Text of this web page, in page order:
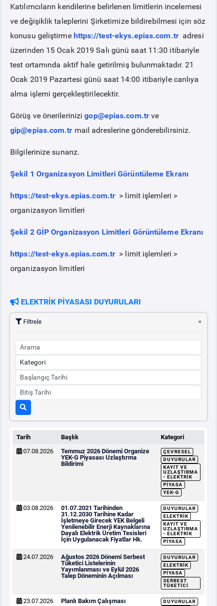
Katılımcıların kendilerine belirlenen limitlerin incelemesi
ve değişiklik taleplerini Şirketimize bildirebilmesi için söz
konusu geliştirme https://test-ekys.epias.com.tradresi
üzerinden 15 Ocak 2019 Salı günü saat 11:30 itibariyle
test ortamında aktif hale getirilmiş bulunmaktadır. 21
Ocak 2019 Pazartesi günü saat 14:00 itibariyle canlıya
alma işlemi gerçekleştirilecektir.
Görüş ve önerilerinizigop@epias.com.trve
gip@epias.com.tr mail adreslerine gönderebilirsiniz.
Bilgilerinize sunarız.
Şekil 1 Organizasyon Limitleri Görüntüleme Ekranı
https://test-ekys.epias.com.tr > limit işlemleri >
organizasyon limitleri
Şekil 2 GİP Organizasyon Limitleri Görüntüleme Ekranı
https://test-ekys.epias.com.tr > limit işlemleri >
organizasyon limitleri
ELEKTRİK PİYASASI DUYURULARI
Filtrele
Tarih Başlık
Kategori
07.08.2026
Temmuz 2026 Dönemi Organize
YEK-G Piyasası Uzlaştırma
Bildirimi
ÇEVRESEL
DUYURULAR
KAYIT VE
UZLAŞTIRMA
- ELEKTRIK
PIYASA
YEK-G
03.08.2026
01.07.2021 Tarihinden
31.12.2030 Tarihine Kadar
İşletmeye Girecek YEK Belgeli
Yenilenebilir Enerji Kaynaklarına
Dayalı Elektrik Üretim Tesisleri
İçin Uygulanacak Fiyatlar Hk.
DUYURULAR
ELEKTRIK
KAYIT VE
UZLAŞTIRMA
- ELEKTRIK
PIYASA
24.07.2026
Ağustos 2026 Dönemi Serbest
Tüketici Listelerinin
Yayımlanması ve Eylül 2026
Talep Döneminin Açılması
DUYURULAR
ELEKTRIK
PIYASA
SERBEST
TÜKETICI
23.07.2026 Planlı Bakım Çalışması
DUYURULAR